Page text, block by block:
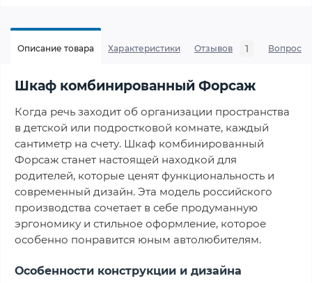
Описание товара Характеристики Отзывов 1 Вопросы
Шкаф комбинированный Форсаж
Когда речь заходит об организации пространства
в детской или подростковой комнате, каждый
сантиметр на счету. Шкаф комбинированный
Форсаж станет настоящей находкой для
родителей, которые ценят функциональность и
современный дизайн. Эта модель российского
производства сочетает в себе продуманную
эргономику и стильное оформление, которое
особенно понравится юным автолюбителям.
Особенности конструкции и дизайна